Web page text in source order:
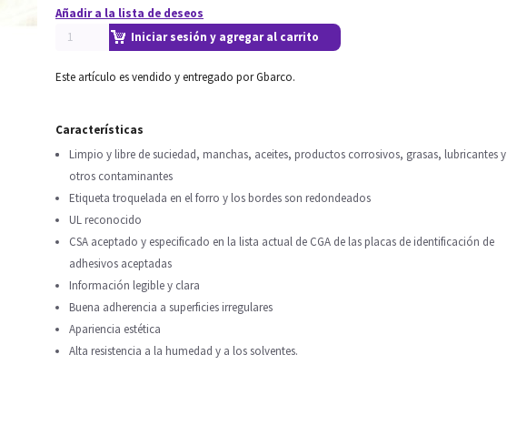
Añadir a la lista de deseos
Iniciar sesión y agregar al carrito
Este artículo es vendido y entregado por Gbarco.
Características
Limpio y libre de suciedad, manchas, aceites, productos corrosivos, grasas, lubricantes y
otros contaminantes
Etiqueta troquelada en el forro y los bordes son redondeados
UL reconocido
CSA aceptado y especificado en la lista actual de CGA de las placas de identificación de
adhesivos aceptadas
Información legible y clara
Buena adherencia a superficies irregulares
Apariencia estética
Alta resistencia a la humedad y a los solventes.